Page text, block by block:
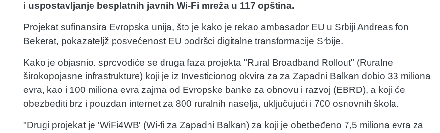
i uspostavljanje besplatnih javnih Wi-Fi mreža u 117 opština.
Projekat sufinansira Evropska unija, što je kako je rekao ambasador EU u Srbiji Andreas fon
Bekerat, pokazateljž posvećenost EU podršci digitalne transformacije Srbije.
Kako je objasnio, sprovodiće se druga faza projekta "Rural Broadband Rollout" (Ruralne
širokopojasne infrastrukture) koji je iz Investicionog okvira za za Zapadni Balkan dobio 33 miliona
evra, kao i 100 miliona evra zajma od Evropske banke za obnovu i razvoj (EBRD), a koji će
obezbediti brz i pouzdan internet za 800 ruralnih naselja, uključujući i 700 osnovnih škola.
"Drugi projekat je 'WiFi4WB' (Wi-fi za Zapadni Balkan) za koji je obetbeđeno 7,5 miliona evra za